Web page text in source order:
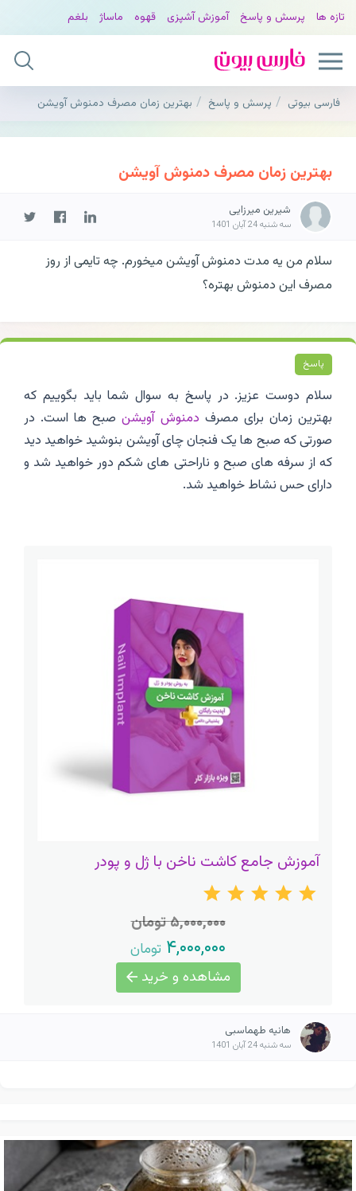
تازه ها پرسش و پاسخ آموزش آشپزی قهوه ماساژ بلغم
فارسی بیوتی پرسش و پاسخ بهترین زمان مصرف دمنوش آویشن
بهترین زمان مصرف دمنوش آویشن
شیرین میرزایی
سه شنبه 24 آبان 1401
سلام من یه مدت دمنوش آویشن میخورم. چه تایمی از روز
مصرف این دمنوش بهتره؟
پاسخ
سلام دوست عزیز. در پاسخ به سوال شما باید بگوییم که
بهترین زمان برای مصرف دمنوش آویشنصبح ها است. در
صورتی که صبح ها یک فنجان چای آویشن بنوشید خواهید دید
که از سرفه های صبح و ناراحتی های شکم دور خواهید شد و
دارای حس نشاط خواهید شد.
آموزش جامع کاشت ناخن با ژل و پودر
۵,۰۰۰,۰۰۰ تومان
۴,۰۰۰,۰۰۰ تومان
مشاهده و خرید
هانیه طهماسبی
سه شنبه 24 آبان 1401